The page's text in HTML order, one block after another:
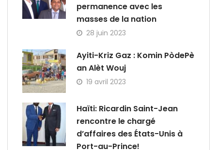
permanence avec les
masses de la nation
28 juin 2023
Ayiti-Kriz Gaz : Komin PòdePè
an Alèt Wouj
19 avril 2023
Haïti: Ricardin Saint-Jean
rencontre le chargé
d’affaires des États-Unis à
Port-au-Prince!